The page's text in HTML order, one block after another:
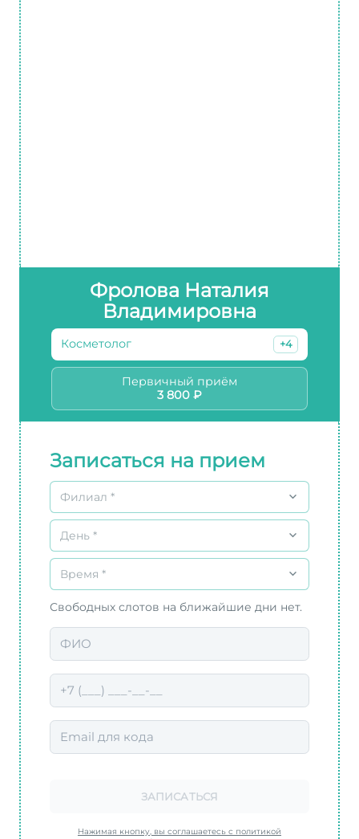
Фролова Наталия
Владимировна
Косметолог +4
Первичный приём
3 800 ₽
Записаться на прием
Филиал *
День *
Время *
Свободных слотов на ближайшие дни нет.
ЗАПИСАТЬСЯ
Нажимая кнопку, вы соглашаетесь с политикой